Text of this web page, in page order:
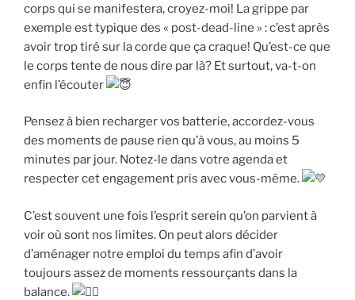
corps qui se manifestera, croyez-moi! La grippe par
exemple est typique des « post-dead-line » : c’est après
avoir trop tiré sur la corde que ça craque! Qu’est-ce que
le corps tente de nous dire par là? Et surtout, va-t-on
enfin l’écouter
Pensez à bien recharger vos batterie, accordez-vous
des moments de pause rien qu’à vous, au moins 5
minutes par jour. Notez-le dans votre agenda et
respecter cet engagement pris avec vous-même.
C’est souvent une fois l’esprit serein qu’on parvient à
voir où sont nos limites. On peut alors décider
d’aménager notre emploi du temps afin d’avoir
toujours assez de moments ressourçants dans la
balance.